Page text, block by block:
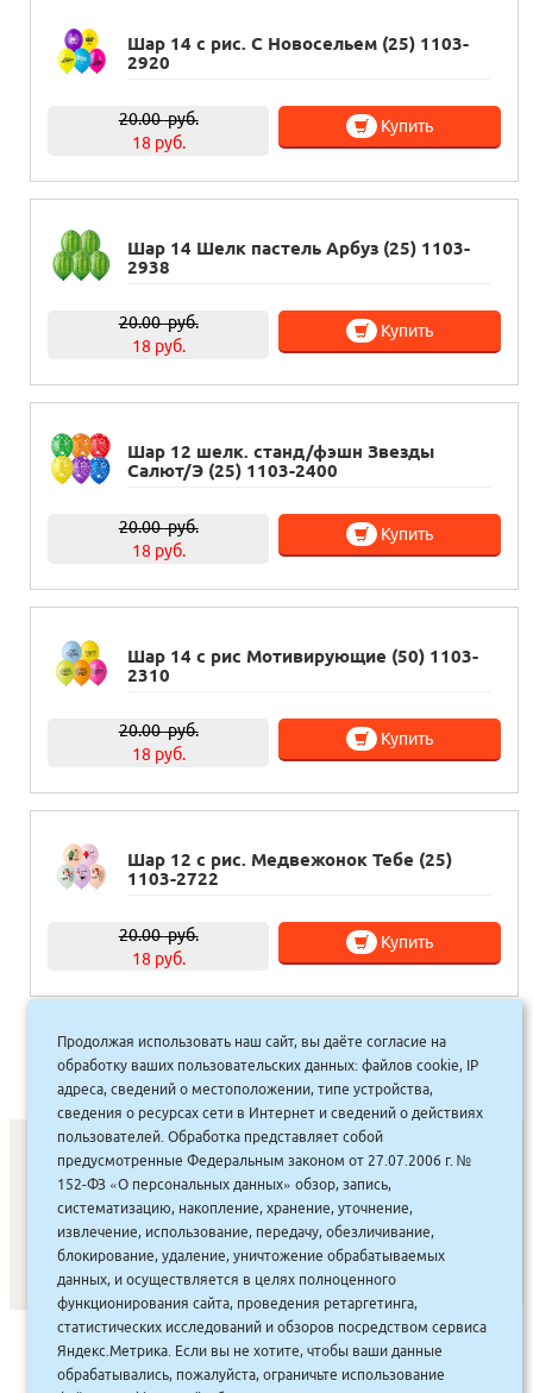
Шар 14 с рис. С Новосельем (25) 1103-
2920
20.00руб.
18 руб.
Купить
Шар 14 Шелк пастель Арбуз (25) 1103-
2938
20.00руб.
18 руб.
Купить
Шар 12 шелк. станд/фэшн Звезды
Салют/Э (25) 1103-2400
20.00руб.
18 руб.
Купить
Шар 14 с рис Мотивирующие (50) 1103-
2310
20.00руб.
18 руб.
Купить
Шар 12 с рис. Медвежонок Тебе (25)
1103-2722
20.00руб.
18 руб.
Купить
1 2 3 4 »
СОНУННАР|КОМПАНИЯ ТУҺУНАН| МАҔАҺЫЫННАР
АКЦИЯЛАР|ДИСКОНТНАЙ СИСТЕМА|ЮРИДИЧЕСКАЙ
ВАКАНСИЯЛАР|
САЙТ СОЗДАН:
. ИНФОРМАЦИОННЫЕ
ТЕХНОЛОГИИ
Продолжая использовать наш сайт, вы даёте согласие на
обработку ваших пользовательских данных: файлов cookie, IP
адреса, сведений о местоположении, типе устройства,
сведения о ресурсах сети в Интернет и сведений о действиях
пользователей. Обработка представляет собой
предусмотренные Федеральным законом от 27.07.2006 г. №
152-ФЗ «О персональных данных» обзор, запись,
систематизацию, накопление, хранение, уточнение,
извлечение, использование, передачу, обезличивание,
блокирование, удаление, уничтожение обрабатываемых
данных, и осуществляется в целях полноценного
функционирования сайта, проведения ретаргетинга,
статистических исследований и обзоров посредством сервиса
Яндекс.Метрика. Если вы не хотите, чтобы ваши данные
обрабатывались, пожалуйста, ограничьте использование